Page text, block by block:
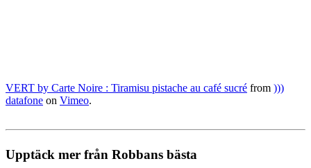
VERT by Carte Noire : Tiramisu pistache au café sucré from )))
datafone on Vimeo.
Upptäck mer från Robbans bästa